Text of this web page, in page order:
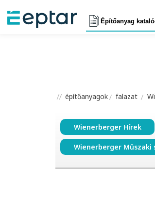
Építőanyag
építőanyagok falazat
Wienerberger Hírek
Wienerberger Műszaki